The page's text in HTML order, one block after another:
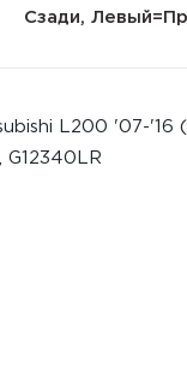
Сзади,
L200 '07-'16
G12340LR